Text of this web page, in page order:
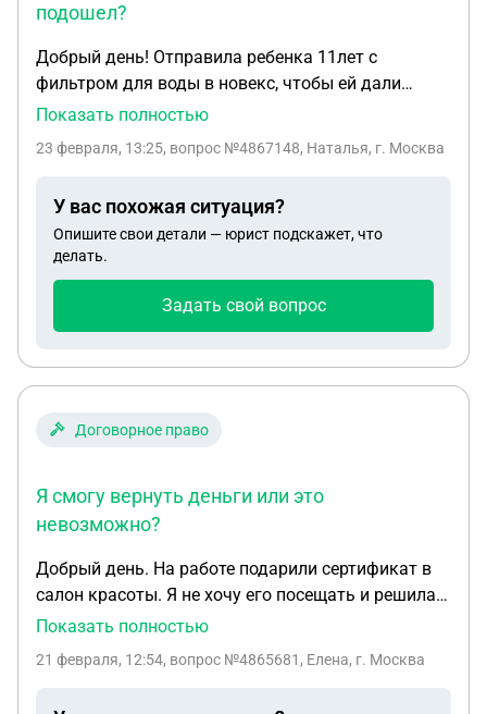
подошел?
Добрый день! Отправила ребенка 11лет с
фильтром для воды в новекс, чтобы ей дали
(купить) новый. Ее отправили к стелажу с
домой, вскрыли, картридж не подошел.
отказали, сославшись, что упаковка вскрыта. По
телефону я еле допросилась чек выдать, обещая,
что буду жаловаться. Подскажите пож-та: есть-ли
помощью. Не по человечески поступили.
Показать полностью
23 февраля, 13:25, вопрос №4867148, Наталья, г. Москва
У вас похожая ситуация?
Опишите свои детали — юрист подскажет, что
делать.
Задать свой вопрос
Договорное право
Я смогу вернуть деньги или это
невозможно?
Добрый день. На работе подарили сертификат в
салон красоты. Я не хочу его посещать и решила
вернуть деньги. Сертификат заканчивается 16.03.
ответамне было аж 14 рабочих дней. После моего
Показать полностью
21 февраля, 12:54, вопрос №4865681, Елена, г. Москва